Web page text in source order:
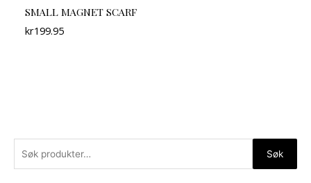
Søk
SMALL MAGNET SCARF
kr199.95